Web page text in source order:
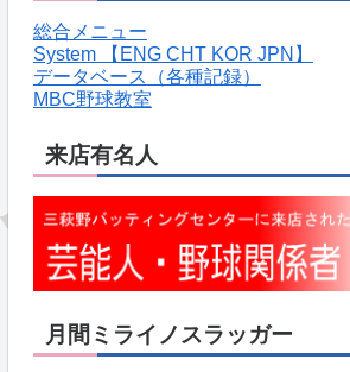
総合メニュー
System 【ENG CHT KOR JPN】
データベース（各種記録）
MBC野球教室
来店有名人
月間ミライノスラッガー